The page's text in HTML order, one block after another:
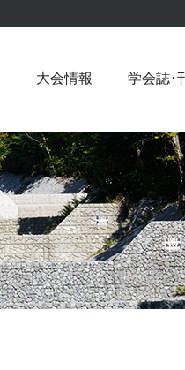
大会情報 学会誌･